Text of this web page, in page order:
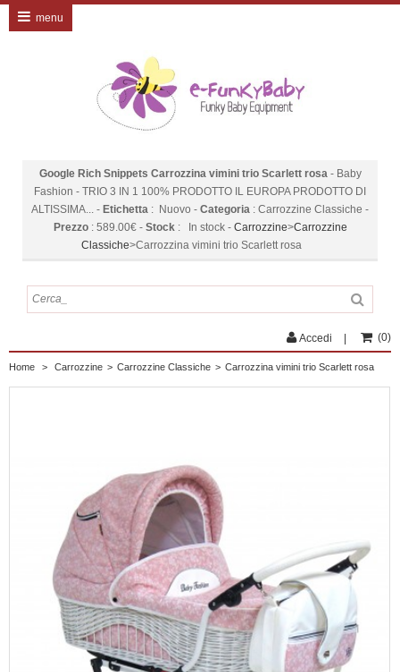
Google Rich Snippets Carrozzina vimini trio Scarlett rosa- Baby
Fashion - TRIO 3 IN 1 100% PRODOTTO IL EUROPA PRODOTTO DI
ALTISSIMA... - Etichetta : Nuovo - Categoria : Carrozzine Classiche -
Prezzo: 589.00€ - Stock: In stock - Carrozzine>Carrozzine
Classiche>Carrozzina vimini trio Scarlett rosa
menu
Accedi (0)
Home > Carrozzine > Carrozzine Classiche > Carrozzina vimini trio Scarlett rosa